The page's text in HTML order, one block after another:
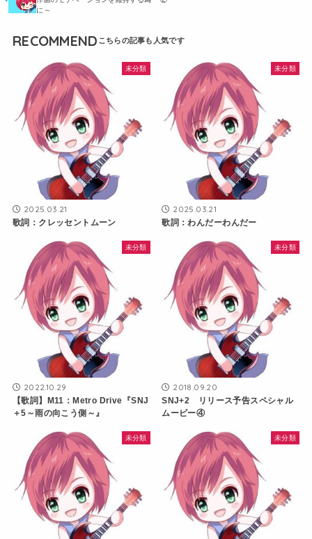
に～
RECOMMEND
未分類
2025.03.21
歌詞：クレッセントムーン
未分類
2025.03.21
歌詞：わんだーわんだー
未分類
2022.10.29
【歌詞】M11：Metro Drive『SNJ
＋5～雨の向こう側～』
未分類
2018.09.20
SNJ+2 リリース予告スペシャル
ムービー④
未分類 未分類